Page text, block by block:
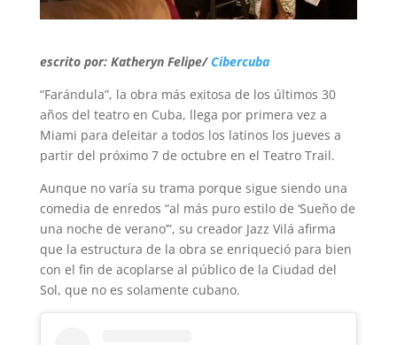
escrito por: Katheryn Felipe/Cibercuba
“Farándula”, la obra más exitosa de los últimos 30
años del teatro en Cuba, llega por primera vez a
Miami para deleitar a todos los latinos los jueves a
partir del próximo 7 de octubre en el Teatro Trail.
Aunque no varía su trama porque sigue siendo una
comedia de enredos “al más puro estilo de ‘Sueño de
una noche de verano’”, su creador Jazz Vilá afirma
que la estructura de la obra se enriqueció para bien
con el fin de acoplarse al público de la Ciudad del
Sol, que no es solamente cubano.